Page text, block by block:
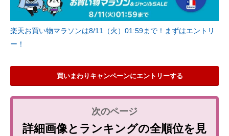
楽天お買い物マラソンは8/11（火）01:59まで！まずはエントリ
ー！
買いまわりキャンペーンにエントリーする
詳細画像とランキングの全順位を見